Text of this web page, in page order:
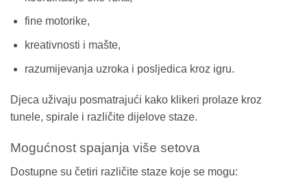
fine motorike,
kreativnosti i mašte,
razumijevanja uzroka i posljedica kroz igru.
Djeca uživaju posmatrajući kako klikeri prolaze kroz
tunele, spirale i različite dijelove staze.
Mogućnost spajanja više setova
Dostupne su četiri različite staze koje se mogu: